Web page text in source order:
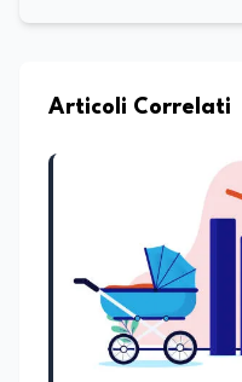
occupo di
iniziative
e della
quelle
della
della Repubblica.
Articoli Correlati